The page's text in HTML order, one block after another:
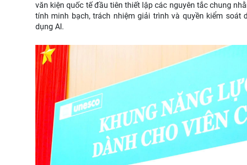
văn kiện quốc tế đầu tiên thiết lập các nguyên tắc chung
tính minh bạch, trách nhiệm giải trình và quyền kiểm
dụng AI.